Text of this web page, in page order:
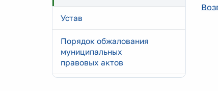
Устав
Порядок обжалования
муниципальных
правовых актов